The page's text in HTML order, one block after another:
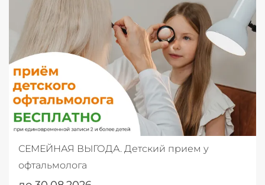
СЕМЕЙНАЯ ВЫГОДА. Детский прием у
офтальмолога